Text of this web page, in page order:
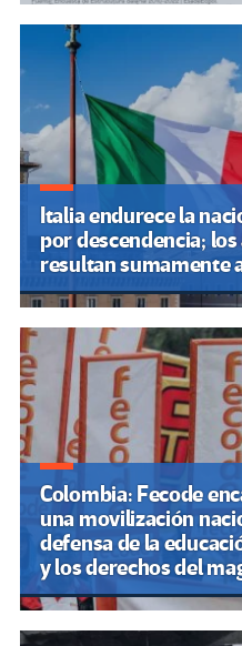
Italia endurece la
por descendencia;
resultan sumamente
Colombia: Fecode
una movilización
defensa de la
y los derechos del